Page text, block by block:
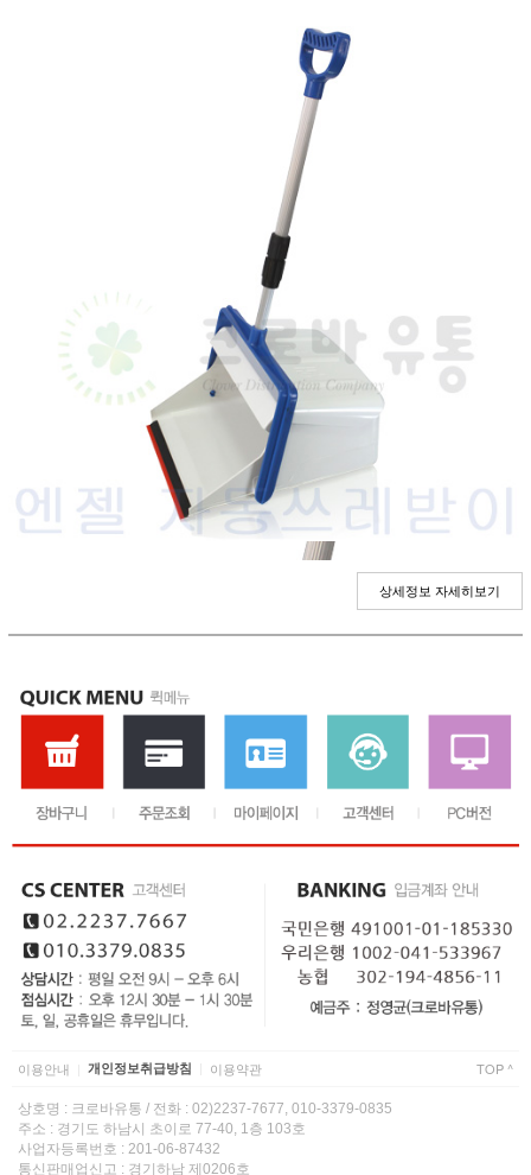
◈제품 특징
- 길이조절 가능한 손잡이대.
상세정보 자세히보기
이용안내 개인정보취급방침 이용약관 TOP ^
상호명 : 크로바유통 / 전화 : 02)2237-7677, 010-3379-0835
주소 : 경기도 하남시 초이로 77-40, 1층 103호
사업자등록번호 : 201-06-87432
통신판매업신고 : 경기하남 제0206호